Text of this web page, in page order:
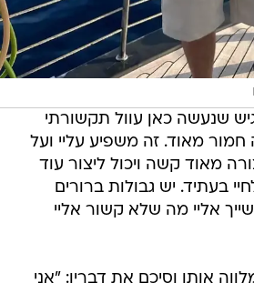
שנעשה כאן עוול תקשורתי
חמור מאוד. זה משפיע עליי ועל
מאוד קשה ויכול ליצור עוד
בעתיד. יש גבולות ברורים
אליי מה שלא קשור אליי
אותו וסיכם את דבריו: "אני